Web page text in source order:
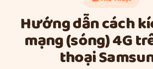
Hướng dẫn cách
mạng (sóng) 4G
thoại